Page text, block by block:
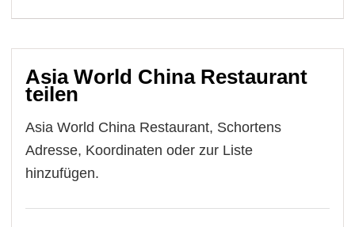
Asia World China Restaurant
teilen
Asia World China Restaurant, Schortens
Adresse, Koordinaten oder zur Liste
hinzufügen.